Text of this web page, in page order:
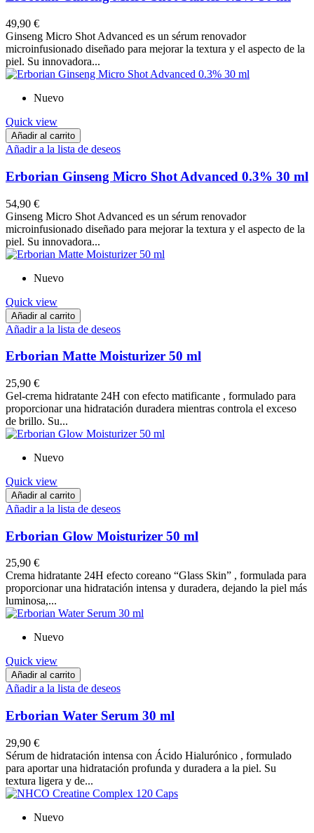
49,90 €
Ginseng Micro Shot Advanced es un sérum renovador
microinfusionado diseñado para mejorar la textura y el aspecto de la
piel. Su innovadora...
Nuevo
Quick view
Añadir al carrito
Añadir a la lista de deseos
Erborian Ginseng Micro Shot Advanced 0.3% 30 ml
54,90 €
Ginseng Micro Shot Advanced es un sérum renovador
microinfusionado diseñado para mejorar la textura y el aspecto de la
piel. Su innovadora...
Nuevo
Quick view
Añadir al carrito
Añadir a la lista de deseos
Erborian Matte Moisturizer 50 ml
25,90 €
Gel-crema hidratante 24H con efecto matificante , formulado para
proporcionar una hidratación duradera mientras controla el exceso
de brillo. Su...
Nuevo
Quick view
Añadir al carrito
Añadir a la lista de deseos
Erborian Glow Moisturizer 50 ml
25,90 €
Crema hidratante 24H efecto coreano “Glass Skin” , formulada para
proporcionar una hidratación intensa y duradera, dejando la piel más
luminosa,...
Nuevo
Quick view
Añadir al carrito
Añadir a la lista de deseos
Erborian Water Serum 30 ml
29,90 €
Sérum de hidratación intensa con Ácido Hialurónico , formulado
para aportar una hidratación profunda y duradera a la piel. Su
textura ligera y de...
Nuevo